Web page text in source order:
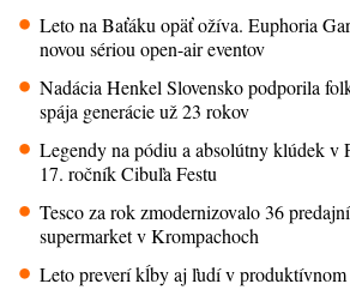
Leto na Baťáku opäť ožíva. Euphoria
novou sériou open-air eventov
Nadácia Henkel Slovensko podporila
spája generácie už 23 rokov
Legendy na pódiu a absolútny klúdek v
17. ročník Cibuľa Festu
Tesco za rok zmodernizovalo 36
supermarket v Krompachoch
Leto preverí kĺby aj ľudí v produktívnom